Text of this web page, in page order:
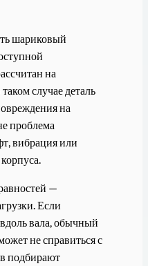
шариковый
на
случае деталь
на
проблема
вибрация или
—
Если
вала, обычный
не справиться с
подбирают